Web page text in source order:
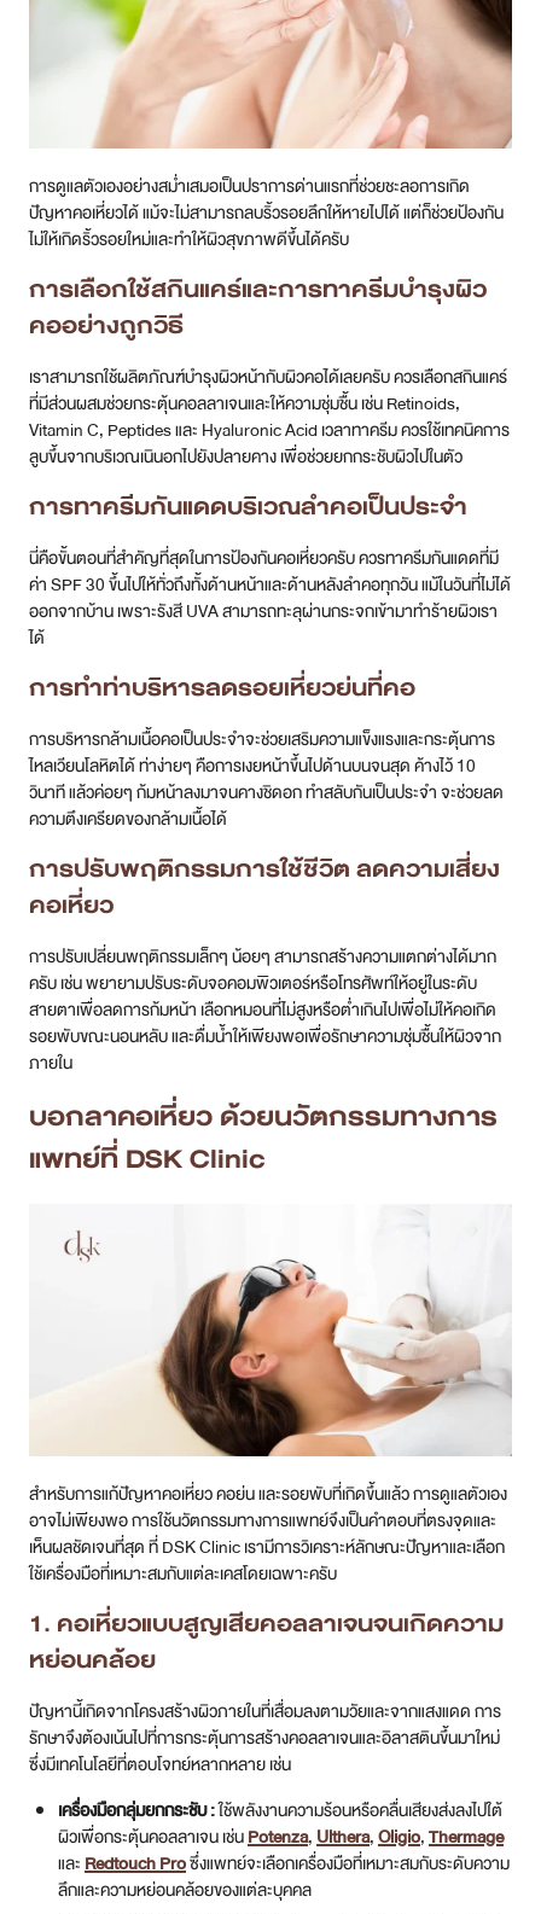
การดูแลตัวเองอย่างสม่ำเสมอเป็นปราการด่านแรกที่ช่วยชะลอการเกิด
ปัญหาคอเหี่ยวได้ แม้จะไม่สามารถลบริ้วรอยลึกให้หายไปได้ แต่ก็ช่วยป้องกัน
ไม่ให้เกิดริ้วรอยใหม่และทำให้ผิวสุขภาพดีขึ้นได้ครับ
การเลือกใช้สกินแคร์และการทาครีมบำรุงผิว
คออย่างถูกวิธี
เราสามารถใช้ผลิตภัณฑ์บำรุงผิวหน้ากับผิวคอได้เลยครับ ควรเลือกสกินแคร์
ที่มีส่วนผสมช่วยกระตุ้นคอลลาเจนและให้ความชุ่มชื้น เช่น Retinoids,
Vitamin C, Peptides และ Hyaluronic Acid เวลาทาครีม ควรใช้เทคนิคการ
ลูบขึ้นจากบริเวณเนินอกไปยังปลายคาง เพื่อช่วยยกกระชับผิวไปในตัว
การทาครีมกันแดดบริเวณลำคอเป็นประจำ
นี่คือขั้นตอนที่สำคัญที่สุดในการป้องกันคอเหี่ยวครับ ควรทาครีมกันแดดที่มี
ค่า SPF 30 ขึ้นไปให้ทั่วถึงทั้งด้านหน้าและด้านหลังลำคอทุกวัน แม้ในวันที่ไม่ได้
ออกจากบ้าน เพราะรังสี UVA สามารถทะลุผ่านกระจกเข้ามาทำร้ายผิวเรา
ได้
การทำท่าบริหารลดรอยเหี่ยวย่นที่คอ
การบริหารกล้ามเนื้อคอเป็นประจำจะช่วยเสริมความแข็งแรงและกระตุ้นการ
ไหลเวียนโลหิตได้ ท่าง่ายๆ คือการเงยหน้าขึ้นไปด้านบนจนสุด ค้างไว้ 10
วินาที แล้วค่อยๆ ก้มหน้าลงมาจนคางชิดอก ทำสลับกันเป็นประจำ จะช่วยลด
ความตึงเครียดของกล้ามเนื้อได้
การปรับพฤติกรรมการใช้ชีวิต ลดความเสี่ยง
คอเหี่ยว
การปรับเปลี่ยนพฤติกรรมเล็กๆ น้อยๆ สามารถสร้างความแตกต่างได้มาก
ครับ เช่น พยายามปรับระดับจอคอมพิวเตอร์หรือโทรศัพท์ให้อยู่ในระดับ
สายตาเพื่อลดการก้มหน้า เลือกหมอนที่ไม่สูงหรือต่ำเกินไปเพื่อไม่ให้คอเกิด
รอยพับขณะนอนหลับ และดื่มน้ำให้เพียงพอเพื่อรักษาความชุ่มชื้นให้ผิวจาก
ภายใน
บอกลาคอเหี่ยว ด้วยนวัตกรรมทางการ
แพทย์ที่ DSK Clinic
สำหรับการแก้ปัญหาคอเหี่ยว คอย่น และรอยพับที่เกิดขึ้นแล้ว การดูแลตัวเอง
อาจไม่เพียงพอ การใช้นวัตกรรมทางการแพทย์จึงเป็นคำตอบที่ตรงจุดและ
เห็นผลชัดเจนที่สุด ที่ DSK Clinic เรามีการวิเคราะห์ลักษณะปัญหาและเลือก
ใช้เครื่องมือที่เหมาะสมกับแต่ละเคสโดยเฉพาะครับ
1. คอเหี่ยวแบบสูญเสียคอลลาเจนจนเกิดความ
หย่อนคล้อย
ปัญหานี้เกิดจากโครงสร้างผิวภายในที่เสื่อมลงตามวัยและจากแสงแดด การ
รักษาจึงต้องเน้นไปที่การกระตุ้นการสร้างคอลลาเจนและอิลาสตินขึ้นมาใหม่
ซึ่งมีเทคโนโลยีที่ตอบโจทย์หลากหลาย เช่น
เครื่องมือกลุ่มยกกระชับ :ใช้พลังงานความร้อนหรือคลื่นเสียงส่งลงไปใต้
ผิวเพื่อกระตุ้นคอลลาเจน เช่นPotenza,Ulthera,Oligio,Thermage
และRedtouch Proซึ่งแพทย์จะเลือกเครื่องมือที่เหมาะสมกับระดับความ
ลึกและความหย่อนคล้อยของแต่ละบุคคล